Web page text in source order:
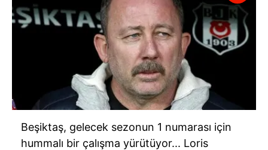
Beşiktaş, gelecek sezonun 1 numarası için
hummalı bir çalışma yürütüyor... Loris